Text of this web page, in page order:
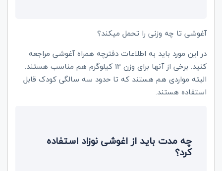
آغوشی تا چه وزنی را تحمل میکند؟
در این مورد باید به اطلاعات دفترچه همراه آغوشی مراجعه
کنید. برخی از آنها برای وزن 12 کیلوگرم هم مناسب هستند.
البته مواردی هم هستند که تا حدود سه سالگی کودک قابل
استفاده هستند.
چه مدت باید از اغوشی نوزاد استفاده
کرد؟